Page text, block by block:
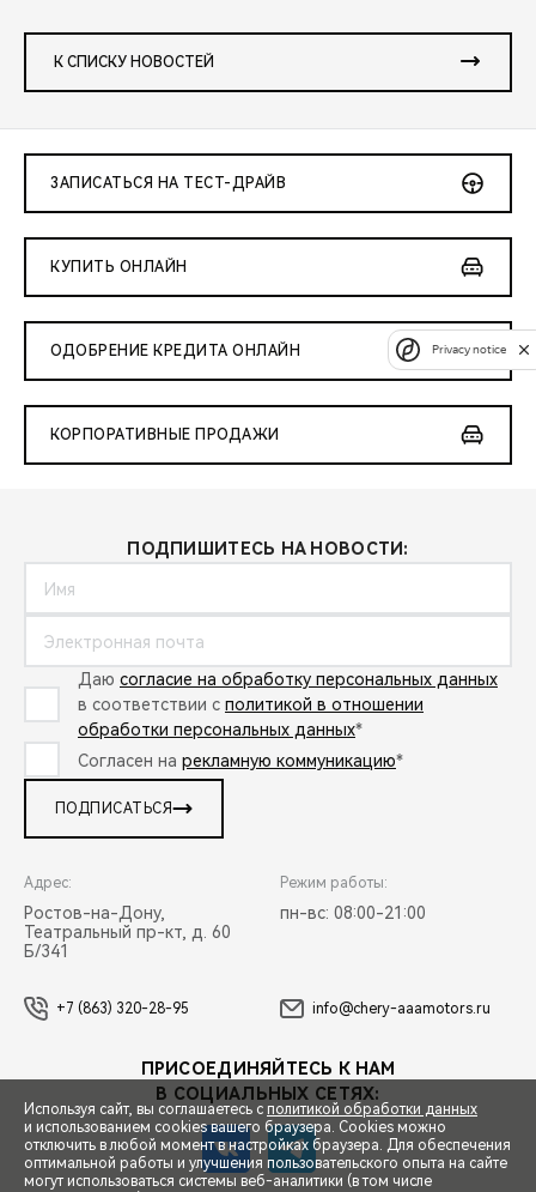
К СПИСКУ НОВОСТЕЙ
ЗАПИСАТЬСЯ НА ТЕСТ-ДРАЙВ
КУПИТЬ ОНЛАЙН
ОДОБРЕНИЕ КРЕДИТА ОНЛАЙН
КОРПОРАТИВНЫЕ ПРОДАЖИ
ПОДПИШИТЕСЬ НА НОВОСТИ:
Даю согласие на обработку персональных данных
в соответствии с политикой в отношении
обработки персональных данных*
Согласен на рекламную коммуникацию*
ПОДПИСАТЬСЯ
Адрес:
Ростов-на-Дону,
Театральный пр-кт, д. 60
Б/341
Режим работы:
пн-вс: 08:00-21:00
+7 (863) 320-28-95 info@chery-aaamotors.ru
ПРИСОЕДИНЯЙТЕСЬ К НАМ
В СОЦИАЛЬНЫХ СЕТЯХ:
Используя сайт, вы соглашаетесь с политикой обработки данных
и использованием cookies вашего браузера. Cookies можно
отключить в любой момент в настройках браузера. Для обеспечения
оптимальной работы и улучшения пользовательского опыта на сайте
могут использоваться системы веб-аналитики (в том числе
Privacy notice